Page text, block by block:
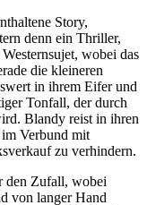
Story,
denn ein Thriller,
wobei das
die kleineren
in ihrem Eifer und
Tonfall, der durch
Blandy reist in ihren
Verbund mit
zu verhindern.
den Zufall, wobei
von langer Hand